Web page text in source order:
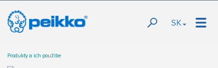
SK
Produkty a ich použitie